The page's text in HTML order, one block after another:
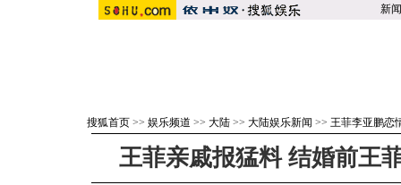
新闻
搜狐首页 >> 娱乐频道 >> 大陆 >> 大陆娱乐新闻 >> 王菲李亚鹏恋
王菲亲戚报猛料 结婚前王